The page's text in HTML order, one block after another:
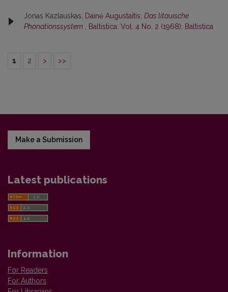
Jonas Kazlauskas, Dainė Augustaitis, Das litauische
Phonationssystem , Baltistica: Vol. 4 No. 2 (1968): Baltistica
1 2 > >>
Make a Submission
Latest publications
Information
For Readers
For Authors